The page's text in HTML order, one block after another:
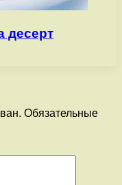
десерт
Обязательные